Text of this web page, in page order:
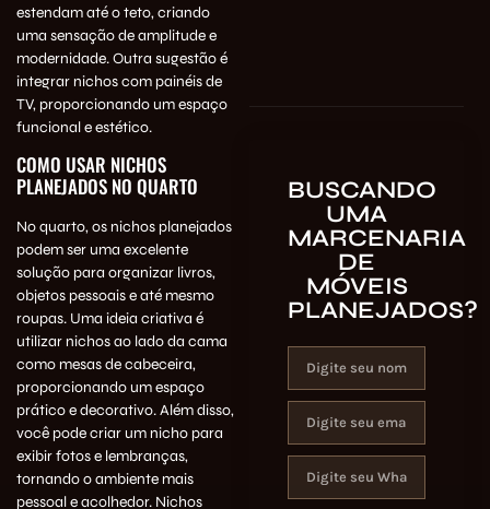
estendam até o teto, criando
uma sensação de amplitude e
modernidade. Outra sugestão é
integrar nichos com painéis de
TV, proporcionando um espaço
funcional e estético.
COMO USAR NICHOS
PLANEJADOS NO QUARTO
No quarto, os nichos planejados
podem ser uma excelente
solução para organizar livros,
objetos pessoais e até mesmo
roupas. Uma ideia criativa é
utilizar nichos ao lado da cama
como mesas de cabeceira,
proporcionando um espaço
prático e decorativo. Além disso,
você pode criar um nicho para
exibir fotos e lembranças,
tornando o ambiente mais
pessoal e acolhedor. Nichos
BUSCANDO
UMA
MARCENARIA
DE
MÓVEIS
PLANEJADOS?